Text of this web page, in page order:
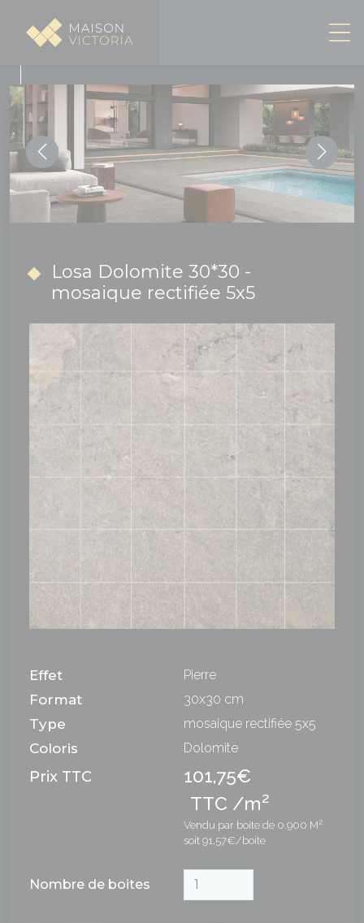
Losa Dolomite 30*30 -
mosaique rectifiée 5x5
Effet Pierre
Format 30x30 cm
Type mosaique rectifiée 5x5
Coloris Dolomite
Prix TTC
101,75€
TTC /m2
Vendu par boite de 0.900 M²
soit 91,57€/boite
Nombre de boites